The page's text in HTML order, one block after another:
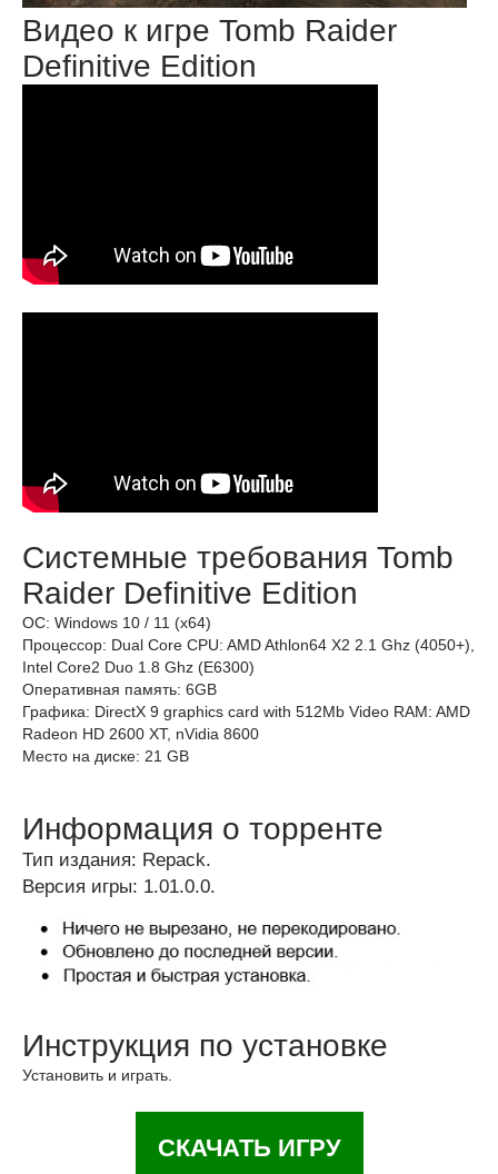
Видео к игре Tomb Raider
Definitive Edition
Системные требования Tomb
Raider Definitive Edition
ОС: Windows 10 / 11 (x64)
Процессор: Dual Core CPU: AMD Athlon64 X2 2.1 Ghz (4050+),
Intel Core2 Duo 1.8 Ghz (E6300)
Оперативная память: 6GB
Графика: DirectX 9 graphics card with 512Mb Video RAM: AMD
Radeon HD 2600 XT, nVidia 8600
Место на диске: 21 GB
Информация о торренте
Тип издания: Repack.
Версия игры: 1.01.0.0.
Инструкция по установке
Установить и играть.
СКАЧАТЬ ИГРУ